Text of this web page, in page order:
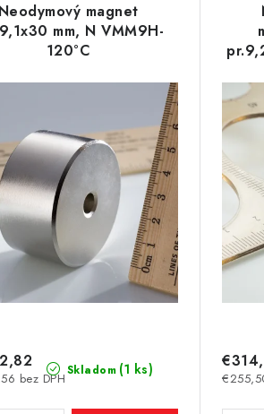
Neodymový magnet
mm, N VMM9H-
120°C
Skladom (1 ks)
bez DPH